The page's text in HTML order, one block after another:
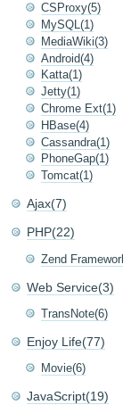
CSProxy(5)
MySQL(1)
MediaWiki(3)
Android(4)
Katta(1)
Jetty(1)
Chrome Ext(1)
HBase(4)
Cassandra(1)
PhoneGap(1)
Tomcat(1)
Ajax(7)
PHP(22)
Zend
Web Service(3)
TransNote(6)
Enjoy Life(77)
Movie(6)
JavaScript(19)